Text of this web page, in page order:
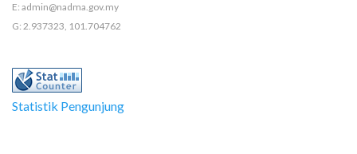
E: admin@nadma.gov.my
G: 2.937323, 101.704762
Statistik Pengunjung